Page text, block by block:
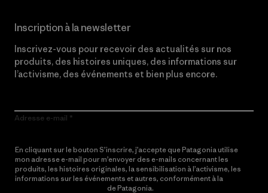
Inscription à la newsletter
Inscrivez-vous pour recevoir des actualités sur nos
produits, des histoires uniques, des informations sur
l’activisme, des événements et bien plus encore.
Adresse e-mail
En cliquant sur le bouton S’inscrire, j’accepte que Patagonia utilise
mon adresse e-mail pour m’envoyer des e-mails concernant les
produits, les histoires originales, la sensibilisation à l’activisme, les
informations sur les événements et autres, conformément à la
de Patagonia.